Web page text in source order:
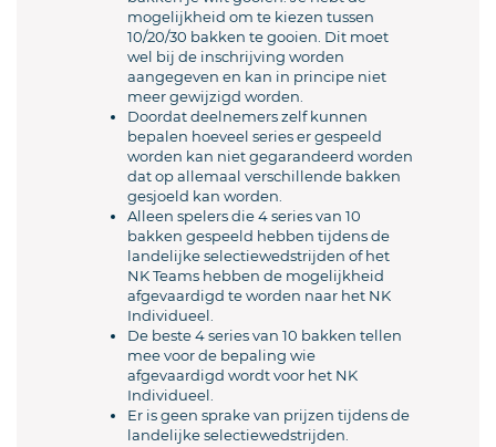
mogelijkheid om te kiezen tussen
10/20/30 bakken te gooien. Dit moet
wel bij de inschrijving worden
aangegeven en kan in principe niet
meer gewijzigd worden.
Doordat deelnemers zelf kunnen
bepalen hoeveel series er gespeeld
worden kan niet gegarandeerd worden
dat op allemaal verschillende bakken
gesjoeld kan worden.
Alleen spelers die 4 series van 10
bakken gespeeld hebben tijdens de
landelijke selectiewedstrijden of het
NK Teams hebben de mogelijkheid
afgevaardigd te worden naar het NK
Individueel.
De beste 4 series van 10 bakken tellen
mee voor de bepaling wie
afgevaardigd wordt voor het NK
Individueel.
Er is geen sprake van prijzen tijdens de
landelijke selectiewedstrijden.